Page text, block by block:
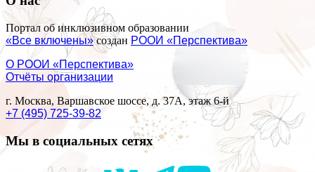
Портал об инклюзивном образовании
«Все включены»создан РООИ «Перспектива»
О РООИ «Перспектива»
Отчёты организации
г. Москва, Варшавское шоссе, д. 37А, этаж 6-й
+7 (495) 725-39-82
Мы в социальных сетях